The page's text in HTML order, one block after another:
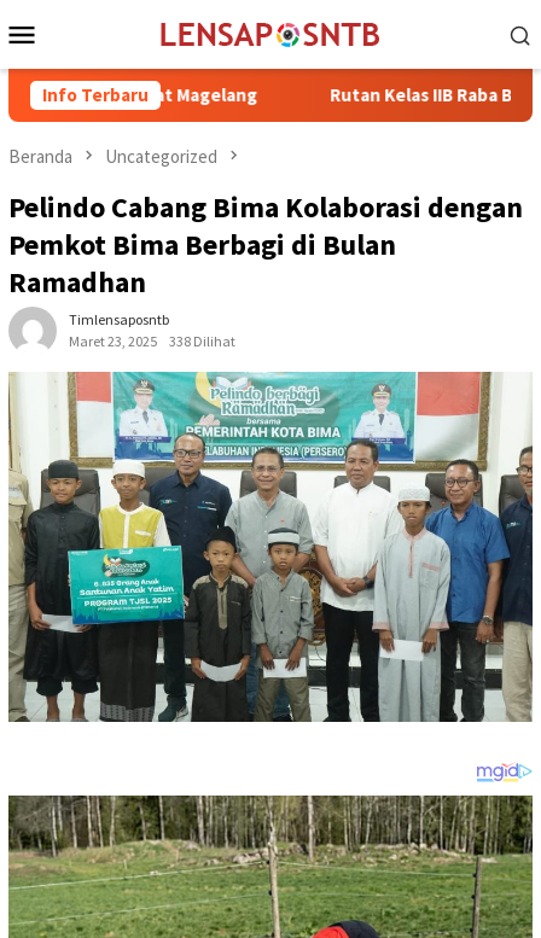
ke
Mobile
Info Terbaru
Magelang Rutan Kelas IIB Raba Bima Sambut
Beranda Uncategorized
Pelindo Cabang Bima Kolaborasi dengan
Pemkot Bima Berbagi di Bulan
Ramadhan
Timlensaposntb
Maret 23, 2025
338 Dilihat